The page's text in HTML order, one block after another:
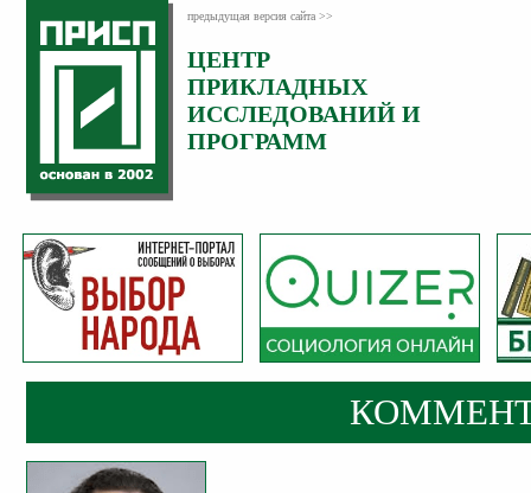
предыдущая версия сайта >>
ЦЕНТР
ПРИКЛАДНЫХ
ИССЛЕДОВАНИЙ И
ПРОГРАММ
Категория:
Комментарии